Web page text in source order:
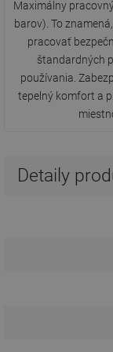
Maximálny
barov). To
pracovať
štandardných
používania.
tepelný komfort a
Detaily